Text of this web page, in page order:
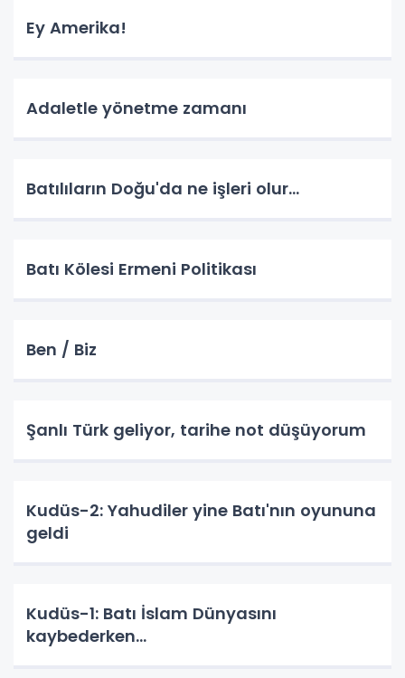
Ey Amerika!
Adaletle yönetme zamanı
Batılıların Doğu'da ne işleri olur...
Batı Kölesi Ermeni Politikası
Ben / Biz
Şanlı Türk geliyor, tarihe not düşüyorum
Kudüs-2: Yahudiler yine Batı'nın oyununa
geldi
Kudüs-1: Batı İslam Dünyasını
kaybederken...